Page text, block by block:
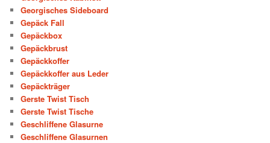
Georgisches Sideboard
Gepäck Fall
Gepäckbox
Gepäckbrust
Gepäckkoffer
Gepäckkoffer aus Leder
Gepäckträger
Gerste Twist Tisch
Gerste Twist Tische
Geschliffene Glasurne
Geschliffene Glasurnen